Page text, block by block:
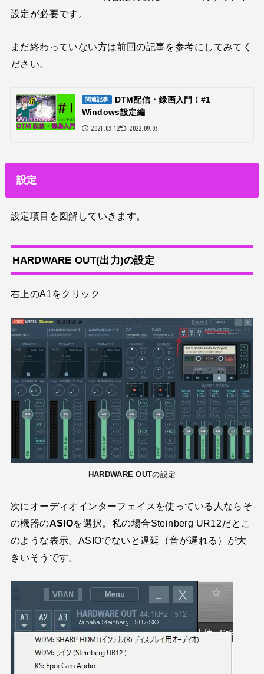
設定が必要です。
まだ終わっていない方は前回の記事を参考にしてみてく
ださい。
関連記事
DTM配信・録画入門！#1
Windows設定編
2021.03.12 2022.09.03
設定
設定項目を図解していきます。
HARDWARE OUT(出力)の設定
右上のA1をクリック
HARDWARE OUTの設定
次にオーディオインターフェイスを使っている人ならそ
の機器のASIOを選択。私の場合Steinberg UR12だとこ
のような表示。ASIOでないと遅延（音が遅れる）が大
きいそうです。